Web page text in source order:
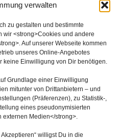
verwalten
zu gestalten und bestimmte
wir <strong>Cookies und andere
Auf unserer Webseite kommen
unseres Online-Angebotes
keine Einwilligung von Dir benötigen.
Grundlage einer Einwilligung
mitunter von Drittanbietern – und
(Präferenzen), zu Statistik-,
eines pseudonymisierten
externen Medien</strong>.
willigst Du in die